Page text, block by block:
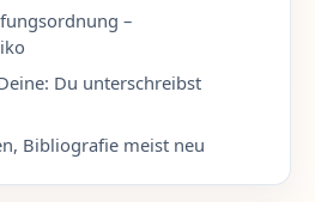
–
Du unterschreibst
Bibliografie meist neu